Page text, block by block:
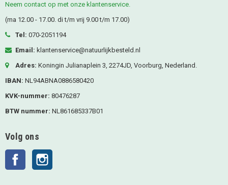
Neem contact op met onze klantenservice.
(ma 12.00 - 17.00. di t/m vrij 9.00 t/m 17.00)
Tel: 070-2051194
Email: klantenservice@natuurlijkbesteld.nl
Adres: Koningin Julianaplein 3, 2274JD, Voorburg, Nederland.
IBAN: NL94ABNA0886580420
KVK-nummer: 80476287
BTW nummer: NL861685337B01
Volg ons
Facebook